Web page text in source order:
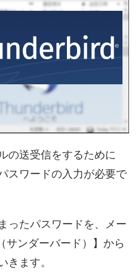
の送受信をするために
スワードの入力が必要で
ったパスワードを、メー
ンダーバード）】から
きます。